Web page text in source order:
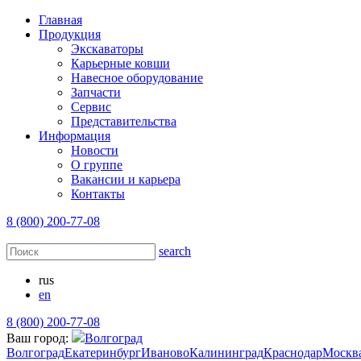
Главная
Продукция
Экскаваторы
Карьерные ковши
Навесное оборудование
Запчасти
Сервис
Представительства
Информация
Новости
О группе
Вакансии и карьера
Контакты
8 (800) 200-77-08
search
rus
en
8 (800) 200-77-08
Ваш город:
Волгоград
ВолгоградЕкатеринбургИвановоКалининградКраснодар